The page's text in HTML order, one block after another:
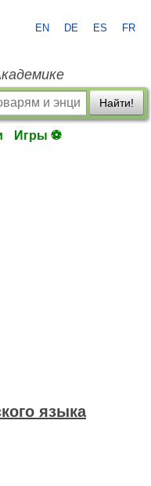
EN DE ES FR
Найти!
Игры ⚽
языка